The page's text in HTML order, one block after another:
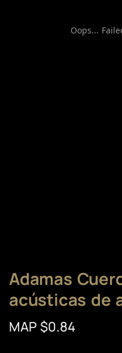
Oops...
Adamas
acústicas de
MAP $0.84